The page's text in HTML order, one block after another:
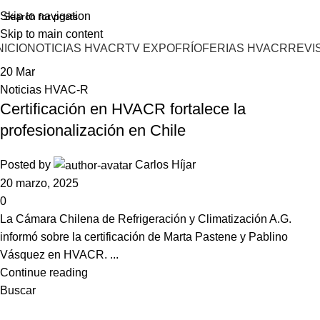
Skip to navigation
Skip to main content
NOTICIAS HVACRTV EXPOFRÍOFERIAS HVACR
20 Mar
Noticias HVAC-R
Certificación en HVACR fortalece la
profesionalización en Chile
Posted by
Carlos Híjar
20 marzo, 2025
0
La Cámara Chilena de Refrigeración y Climatización A.G.
informó sobre la certificación de Marta Pastene y Pablino
Vásquez en HVACR. ...
Continue reading
Buscar